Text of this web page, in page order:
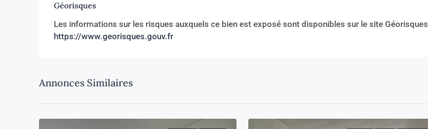
Géorisques
Les informations sur les risques auxquels ce bien est exposé sont disponibles sur le site Géorisques
https://www.georisques.gouv.fr
Annonces Similaires